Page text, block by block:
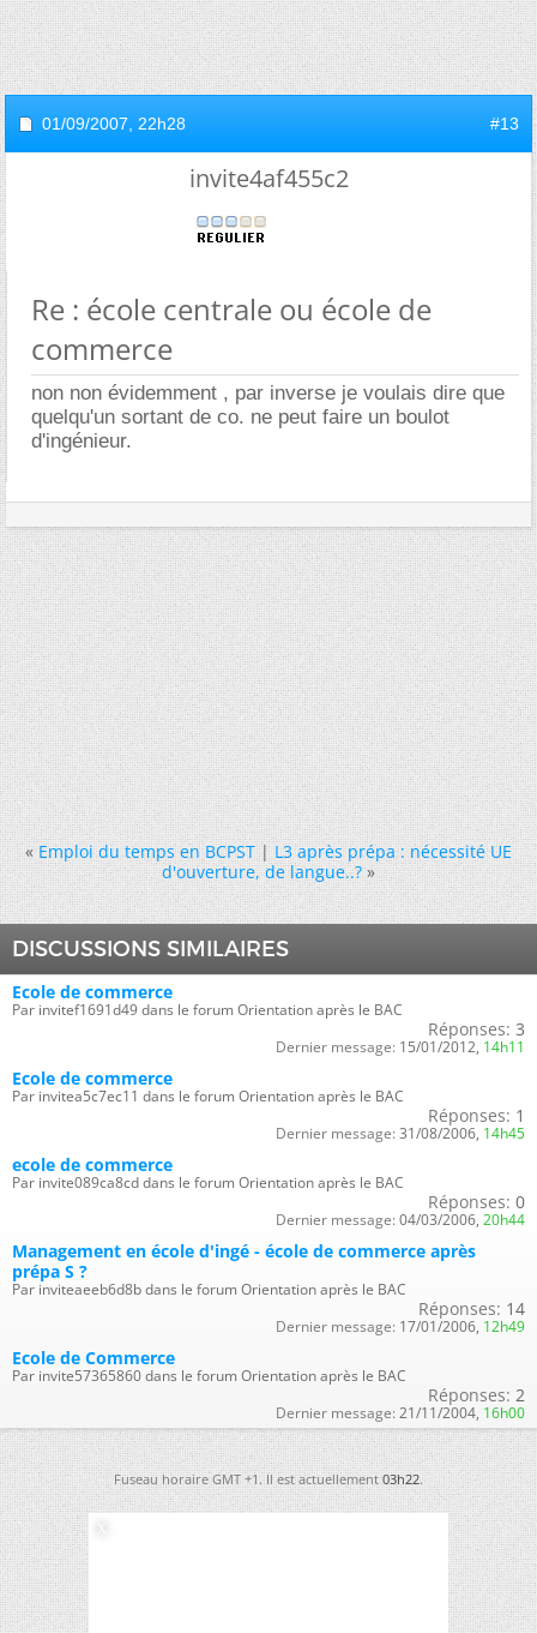
01/09/2007, 22h28 #13
invite4af455c2
Re : école centrale ou école de
commerce
non non évidemment , par inverse je voulais dire que
quelqu'un sortant de co. ne peut faire un boulot
d'ingénieur.
« Emploi du temps en BCPST|L3 après prépa : nécessité UE
d'ouverture, de langue..? »
DISCUSSIONS SIMILAIRES
Ecole de commerce
Par invitef1691d49 dans le forum Orientation après le BAC
Réponses: 3
Dernier message: 15/01/2012, 14h11
Ecole de commerce
Par invitea5c7ec11 dans le forum Orientation après le BAC
Réponses: 1
Dernier message: 31/08/2006, 14h45
ecole de commerce
Par invite089ca8cd dans le forum Orientation après le BAC
Réponses: 0
Dernier message: 04/03/2006, 20h44
Management en école d'ingé - école de commerce après
prépa S ?
Par inviteaeeb6d8b dans le forum Orientation après le BAC
Réponses: 14
Dernier message: 17/01/2006, 12h49
Ecole de Commerce
Par invite57365860 dans le forum Orientation après le BAC
Réponses: 2
Dernier message: 21/11/2004, 16h00
Fuseau horaire GMT +1. Il est actuellement03h22.